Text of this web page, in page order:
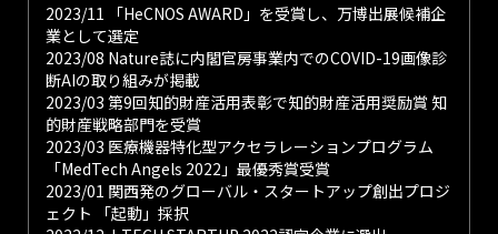
2023/11 「HeCNOS AWARD」を受賞し、万博出展候補企
業として選定
2023/08 Nature誌に内閣官房事業内でのCOVID-19画像診
断AIの取り組みが掲載
2023/03 第9回知的財産活用表彰で知的財産活用奨励賞 知
的財産戦略部門を受賞
2023/03 医療機器特化型アクセラレーションプログラム
「MedTech Angels 2022」最優秀賞受賞
2023/01 関西発のグローバル・スタートアップ創出プロジ
ェクト 「起動」採択